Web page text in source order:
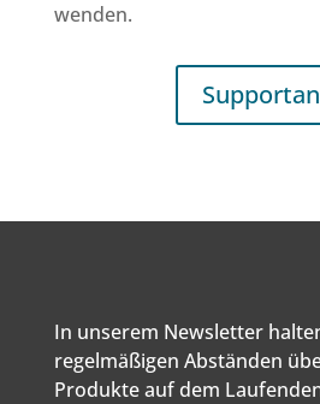
wenden.
In unserem Newsletter
regelmäßigen Abständen
Produkte auf dem